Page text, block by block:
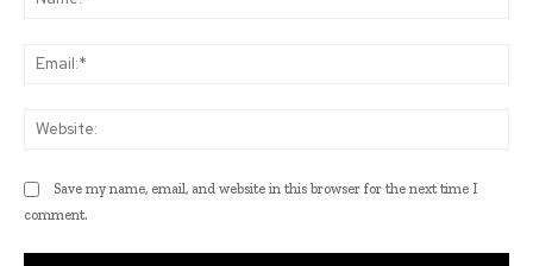
Save my name, email, and website in this browser for the next time I
comment.